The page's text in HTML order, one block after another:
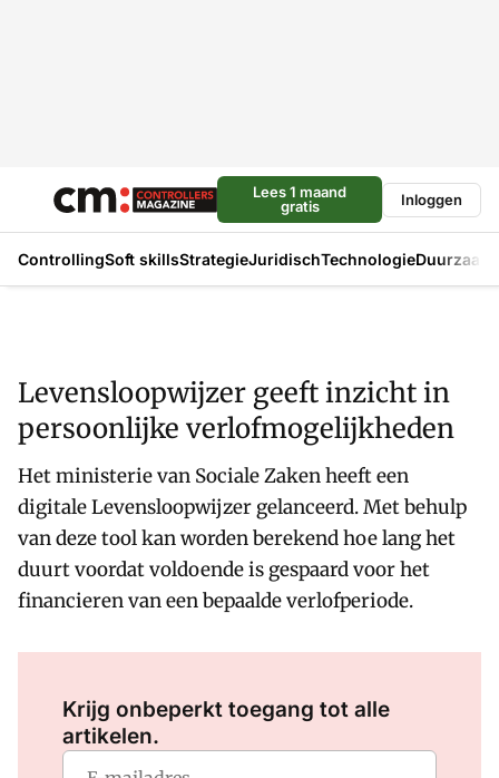
Lees 1 maand
gratis
Inloggen
ControllingSoft skillsStrategieJuridischTechnologie
Levensloopwijzer geeft inzicht in
persoonlijke verlofmogelijkheden
Het ministerie van Sociale Zaken heeft een
digitale Levensloopwijzer gelanceerd. Met behulp
van deze tool kan worden berekend hoe lang het
duurt voordat voldoende is gespaard voor het
financieren van een bepaalde verlofperiode.
Krijg onbeperkt toegang tot alle
artikelen.